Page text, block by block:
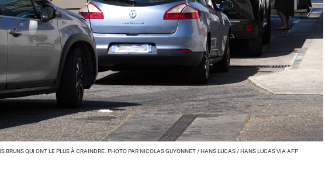
BRUNS QUI ONT LE PLUS À CRAINDRE. PHOTO PAR NICOLAS GUYONNET / HANS LUCAS / HANS LUCAS VIA AFP